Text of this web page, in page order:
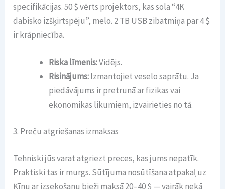
specifikācijas. 50 $ vērts projektors, kas sola “4K
dabisko izšķirtspēju”, melo. 2 TB USB zibatmiņa par 4 $
ir krāpniecība.
Riska līmenis:Vidējs.
Risinājums:Izmantojiet veselo saprātu. Ja
piedāvājums ir pretrunā ar fizikas vai
ekonomikas likumiem, izvairieties no tā.
3. Preču atgriešanas izmaksas
Tehniski jūs varat atgriezt preces, kas jums nepatīk.
Praktiski tas ir murgs. Sūtījuma nosūtīšana atpakaļ uz
Ķīnu ar izsekošanu bieži maksā 20–40 $ — vairāk nekā